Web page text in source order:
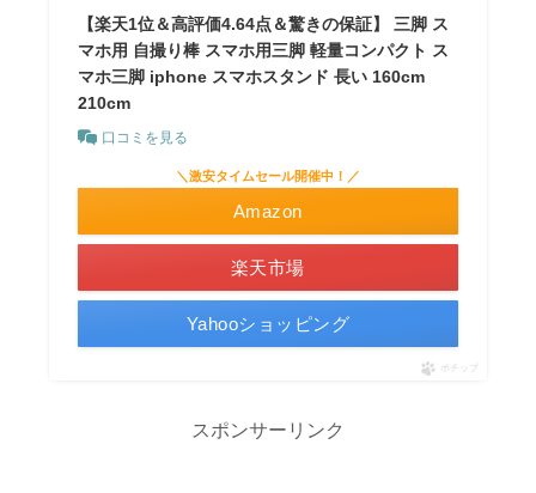
【楽天1位＆高評価4.64点＆驚きの保証】 三脚 ス
マホ用 自撮り棒 スマホ用三脚 軽量コンパクト ス
マホ三脚 iphone スマホスタンド 長い 160cm
210cm
口コミを見る
＼激安タイムセール開催中！／
Amazon
楽天市場
Yahooショッピング
ポチップ
スポンサーリンク